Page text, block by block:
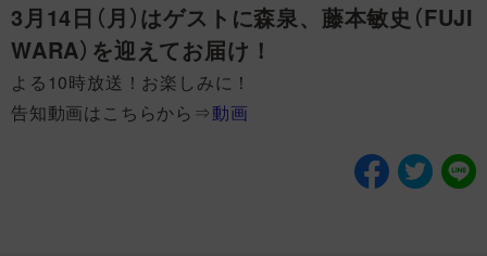
3月14日（月）はゲストに森泉、藤本敏史（FUJI
WARA）を迎えてお届け！
よる10時放送！お楽しみに！
告知動画はこちらから⇒動画